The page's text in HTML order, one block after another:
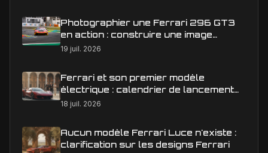
Photographier une Ferrari 296 GT3
en action : construire une image
éditoriale qui raconte la course
19 juil. 2026
Ferrari et son premier modèle
électrique : calendrier de lancement
en Europe
18 juil. 2026
Aucun modèle Ferrari Luce n'existe :
clarification sur les designs Ferrari